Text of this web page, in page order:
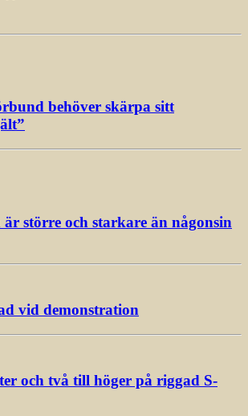
behöver skärpa sitt
större och starkare än någonsin
vid demonstration
och två till höger på riggad S-